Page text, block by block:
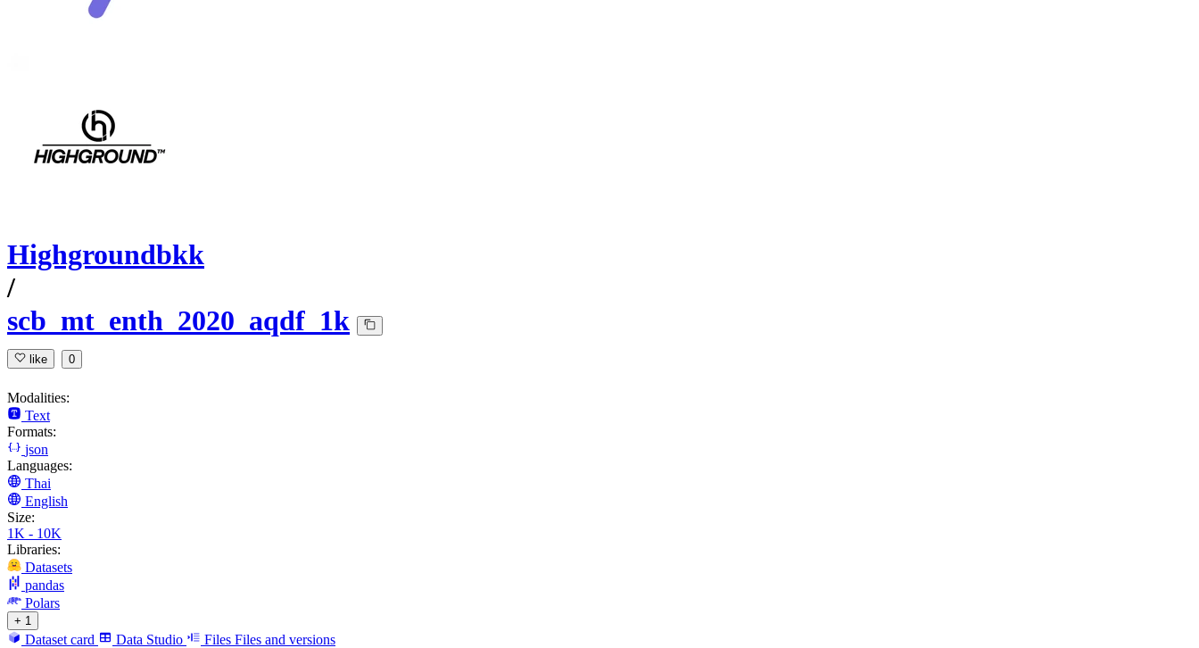
Highgroundbkk
/
scb_mt_enth_2020_aqdf_1k
like 0
Modalities:
Text
Formats:
json
Languages:
Thai
English
Size:
1K - 10K
Libraries:
Datasets
pandas
Polars
+ 1
Dataset card Data Studio Files Files and versions